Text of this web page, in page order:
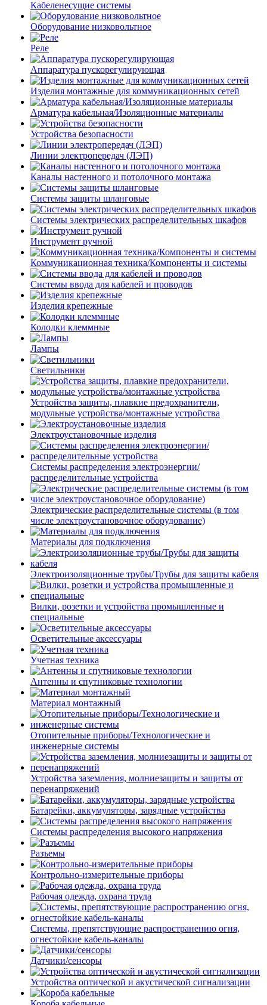
Кабеленесущие системы
Оборудование низковольтное
Реле
Аппаратура пускорегулирующая
Изделия монтажные для коммуникационных сетей
Арматура кабельная/Изоляционные материалы
Устройства безопасности
Линии электропередач (ЛЭП)
Каналы настенного и потолочного монтажа
Системы защиты шланговые
Системы электрических распределительных шкафов
Инструмент ручной
Коммуникационная техника/Компоненты и системы
Системы ввода для кабелей и проводов
Изделия крепежные
Колодки клеммные
Лампы
Светильники
Устройства защиты, плавкие предохранители,
модульные устройства/монтажные устройства
Электроустановочные изделия
Системы распределения электроэнергии/
распределительные устройства
Электрические распределительные системы (в том
числе электроустановочное оборудование)
Материалы для подключения
Электроизоляционные трубы/Трубы для защиты кабеля
Вилки, розетки и устройства промышленные и
специальные
Осветительные аксессуары
Учетная техника
Антенны и спутниковые технологии
Материал монтажный
Отопительные приборы/Технологические и
инженерные системы
Устройства заземления, молниезащиты и защиты от
перенапряжений
Батарейки, аккумуляторы, зарядные устройства
Системы распределения высокого напряжения
Разъемы
Контрольно-измерительные приборы
Рабочая одежда, охрана труда
Системы, препятствующие распространению огня,
огнестойкие кабель-каналы
Датчики/сенсоры
Устройства оптической и акустической сигнализации